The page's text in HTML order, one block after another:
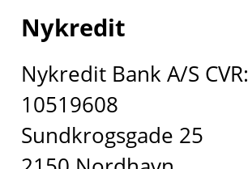
Nykredit
Nykredit Bank A/S CVR:
10519608
Sundkrogsgade 25